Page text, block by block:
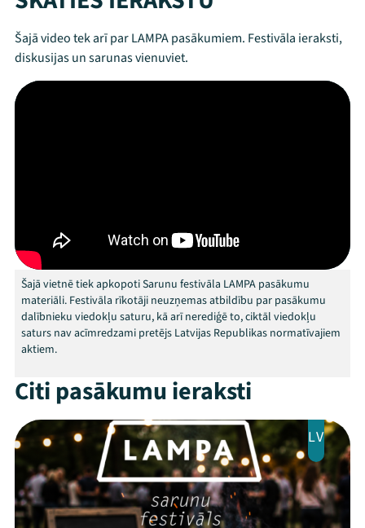
Festivāls
Ziedo
Veikals
Kontakti
ThreadsFacebookYoutube
X Instagram
Flick TikTok
Šajā video tek arī par LAMPA pasākumiem. Festivāla ieraksti,
diskusijas un sarunas vienuviet.
Šajā vietnē tiek apkopoti Sarunu festivāla LAMPA pasākumu
materiāli. Festivāla rīkotāji neuzņemas atbildību par pasākumu
dalībnieku viedokļu saturu, kā arī nerediģē to, ciktāl viedokļu
saturs nav acīmredzami pretējs Latvijas Republikas normatīvajiem
aktiem.
Citi pasākumu ieraksti
LV